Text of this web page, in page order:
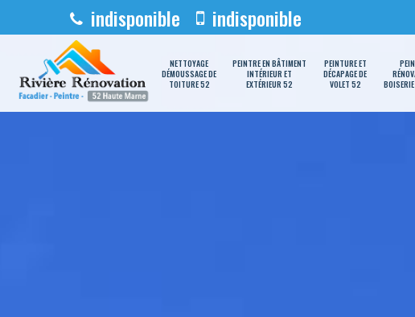
indisponible indisponible
NETTOYAGE
DÉMOUSSAGE DE
TOITURE 52
PEINTRE EN BÂTIMENT
INTÉRIEUR ET
EXTÉRIEUR 52
PEINTURE ET
DÉCAPAGE DE
VOLET 52